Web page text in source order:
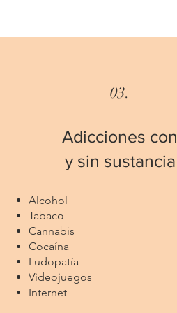
03.
Adicciones con
y sin sustancia
Alcohol
Tabaco
Cannabis
Cocaína
Ludopatía
Videojuegos
Internet